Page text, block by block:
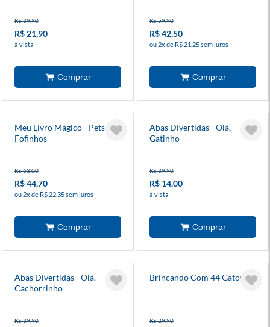
R$ 39,90
R$ 21,90
à vista
R$ 59,90
R$ 42,50
ou 2x de R$ 21,25 sem juros
Meu Livro Mágico - Pets
Fofinhos
R$ 63,00
R$ 44,70
ou 2x de R$ 22,35 sem juros
Abas Divertidas - Olá,
Gatinho
R$ 39,90
R$ 14,00
à vista
Abas Divertidas - Olá,
Cachorrinho
R$ 39,90
Brincando Com 44 Gatos
R$ 29,90